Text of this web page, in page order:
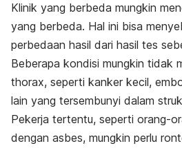
Klinik yang berbeda mungkin
yang berbeda. Hal ini bisa
perbedaan hasil dari hasil tes
Beberapa kondisi mungkin tidak
thorax, seperti kanker kecil,
lain yang tersembunyi dalam
Pekerja tertentu, seperti orang-
dengan asbes, mungkin perlu